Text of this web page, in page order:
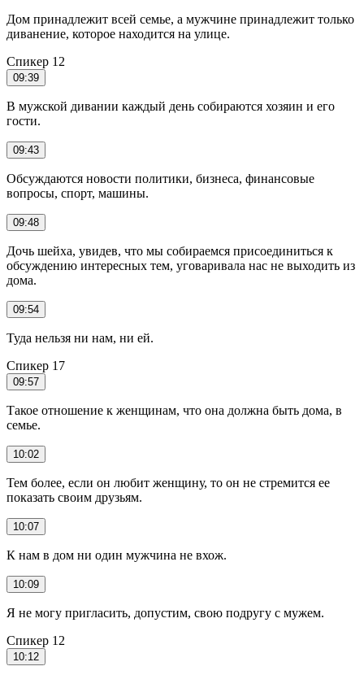
Дом принадлежит всей семье, а мужчине принадлежит только
диванение, которое находится на улице.
Спикер 12
09:39
В мужской дивании каждый день собираются хозяин и его
гости.
09:43
Обсуждаются новости политики, бизнеса, финансовые
вопросы, спорт, машины.
09:48
Дочь шейха, увидев, что мы собираемся присоединиться к
обсуждению интересных тем, уговаривала нас не выходить из
дома.
09:54
Туда нельзя ни нам, ни ей.
Спикер 17
09:57
Такое отношение к женщинам, что она должна быть дома, в
семье.
10:02
Тем более, если он любит женщину, то он не стремится ее
показать своим друзьям.
10:07
К нам в дом ни один мужчина не вхож.
10:09
Я не могу пригласить, допустим, свою подругу с мужем.
Спикер 12
10:12